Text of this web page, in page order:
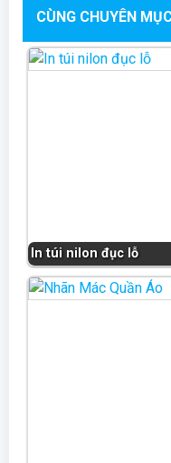
CÙNG CHUYÊN
In túi nilon đục lỗ